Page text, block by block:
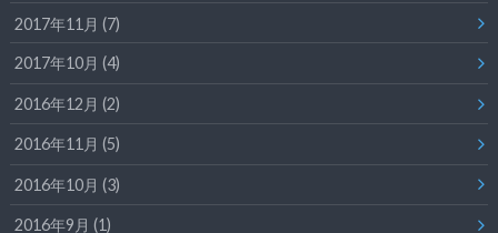
2017年11月 (7)
2017年10月 (4)
2016年12月 (2)
2016年11月 (5)
2016年10月 (3)
2016年9月 (1)